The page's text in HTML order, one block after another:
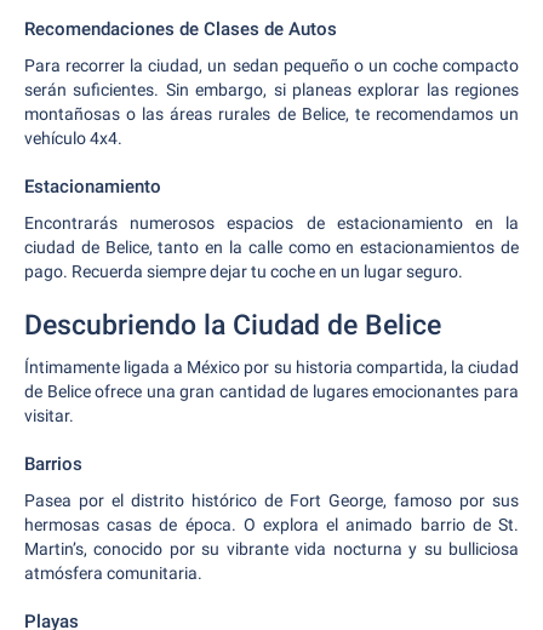
Recomendaciones de Clases de Autos
Para recorrer la ciudad, un sedan pequeño o un coche compacto
serán suficientes. Sin embargo, si planeas explorar las regiones
montañosas o las áreas rurales de Belice, te recomendamos un
vehículo 4x4.
Estacionamiento
Encontrarás numerosos espacios de estacionamiento en la
ciudad de Belice, tanto en la calle como en estacionamientos de
pago. Recuerda siempre dejar tu coche en un lugar seguro.
Descubriendo la Ciudad de Belice
Íntimamente ligada a México por su historia compartida, la ciudad
de Belice ofrece una gran cantidad de lugares emocionantes para
visitar.
Barrios
Pasea por el distrito histórico de Fort George, famoso por sus
hermosas casas de época. O explora el animado barrio de St.
Martin’s, conocido por su vibrante vida nocturna y su bulliciosa
atmósfera comunitaria.
Playas